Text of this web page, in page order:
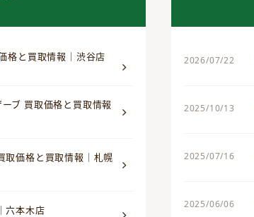
格と買取情報｜渋谷店
ブ 買取価格と買取情報
取価格と買取情報｜札幌
六本木店
2026/07/22
2025/10/13
2025/07/16
2025/06/06